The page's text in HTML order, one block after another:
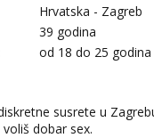
Hrvatska - Zagreb
39 godina
od 18 do 25 godina
susrete u
dobar sex.